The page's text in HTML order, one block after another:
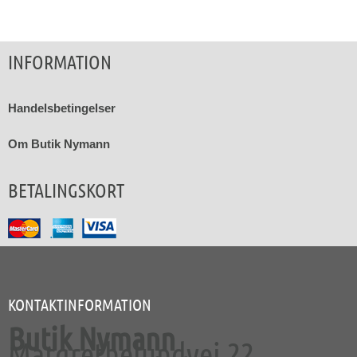
INFORMATION
Handelsbetingelser
Om Butik Nymann
BETALINGSKORT
KONTAKTINFORMATION
Butik Nymann